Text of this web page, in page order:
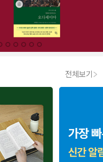
전체보기